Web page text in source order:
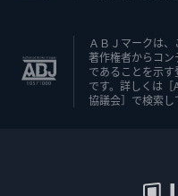
ＡＢＪマークは、
著作権者からコ
であることを示す
です。詳しくは
協議会］で検索し